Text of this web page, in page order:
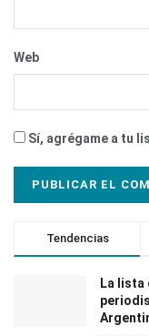
Web
Sí, agrégame a tu
Tendencias
La lista